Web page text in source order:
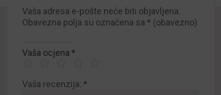
Vaša adresa e-pošte neće biti objavljena.
Obavezna polja su označena sa * (obavezno)
Vaša ocjena *
Vaša recenzija: *